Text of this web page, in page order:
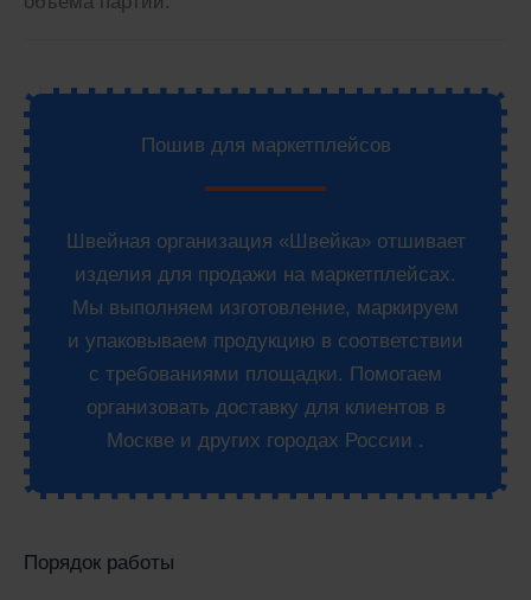
Пошив для маркетплейсов
Швейная организация «Швейка» отшивает
изделия для продажи на маркетплейсах.
Мы выполняем изготовление, маркируем
и упаковываем продукцию в соответствии
с требованиями площадки. Помогаем
организовать доставку для клиентов в
Москве и других городах России .
Порядок работы